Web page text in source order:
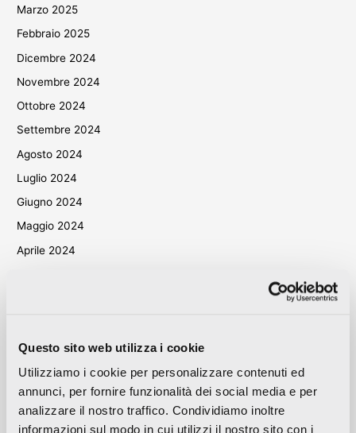
Questo sito web utilizza i cookie
Utilizziamo i cookie per personalizzare contenuti ed
annunci, per fornire funzionalità dei social media e per
analizzare il nostro traffico. Condividiamo inoltre
informazioni sul modo in cui utilizzi il nostro sito con i
Marzo 2025
Febbraio 2025
Dicembre 2024
Novembre 2024
Ottobre 2024
Settembre 2024
Agosto 2024
Luglio 2024
Giugno 2024
Maggio 2024
Aprile 2024
Maggio 2023
Aprile 2023
Settembre 2022
Marzo 2022